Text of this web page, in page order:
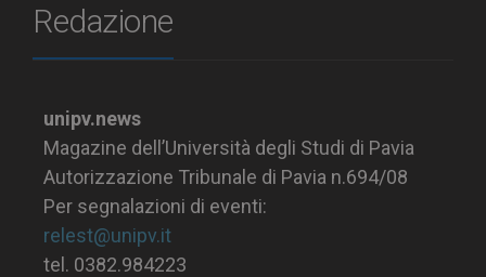
Redazione
unipv.news
Magazine dell’Università degli Studi di Pavia
Autorizzazione Tribunale di Pavia n.694/08
Per segnalazioni di eventi:
relest@unipv.it
tel. 0382.984223